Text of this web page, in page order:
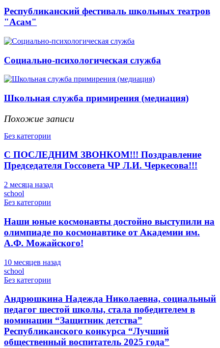
Республиканский фестиваль школьных театров
"Асам"
Социально-психологическая служба
Школьная служба примирения (медиация)
Похожие записи
Без категории
С ПОСЛЕДНИМ ЗВОНКОМ!!! Поздравление
Председателя Госсовета ЧР Л.И. Черкесова!!!
2 месяца назад
school
Без категории
Наши юные космонавты достойно выступили на
олимпиаде по космонавтике от Академии им.
А.Ф. Можайского!
10 месяцев назад
school
Без категории
Андрюшкина Надежда Николаевна, социальный
педагог шестой школы, стала победителем в
номинации “Защитник детства”
Республиканского конкурса “Лучший
общественный воспитатель 2025 года”